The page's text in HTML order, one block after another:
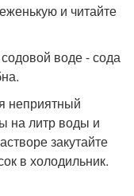
и читайте
воде - сода
неприятный
на литр воды и
закутайте
в холодильник.